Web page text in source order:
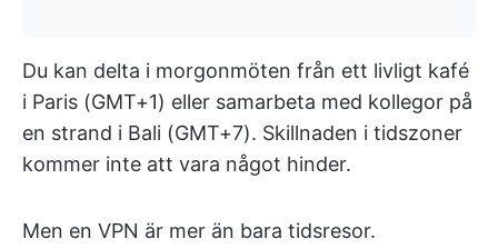
Du kan delta i morgonmöten från ett livligt kafé
i Paris (GMT+1) eller samarbeta med kollegor på
en strand i Bali (GMT+7). Skillnaden i tidszoner
kommer inte att vara något hinder.
Men en VPN är mer än bara tidsresor.